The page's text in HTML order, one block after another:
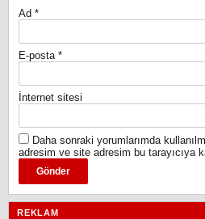
Ad *
E-posta *
İnternet sitesi
Daha sonraki yorumlarımda
adresim ve site adresim bu tarayıcıya
REKLAM